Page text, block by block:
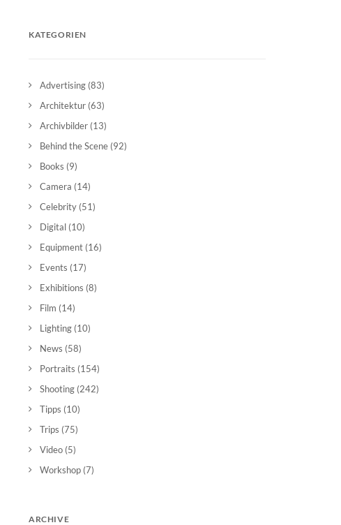
KATEGORIEN
Advertising (83)
Architektur (63)
Archivbilder (13)
Behind the Scene (92)
Books (9)
Camera (14)
Celebrity (51)
Digital (10)
Equipment (16)
Events (17)
Exhibitions (8)
Film (14)
Lighting (10)
News (58)
Portraits (154)
Shooting (242)
Tipps (10)
Trips (75)
Video (5)
Workshop (7)
ARCHIVE